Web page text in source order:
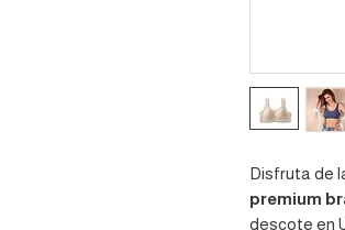
Disfruta de
premium
descote en